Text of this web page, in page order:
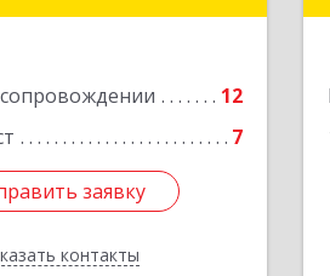
12
7
заявку
контакты
заявку
Назад